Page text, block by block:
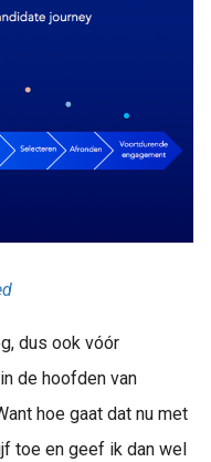
dus ook vóór
de hoofden van
hoe gaat dat nu met
toe en geef ik dan wel